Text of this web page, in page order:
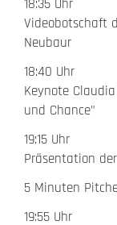
18:35 Uhr
Videobotschaft
Neubaur
18:40 Uhr
Keynote
und Chance"
19:15 Uhr
Präsentation
5 Minuten
19:55 Uhr